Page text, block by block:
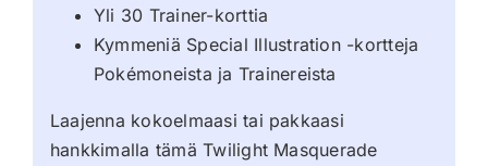
Yli 30 Trainer-korttia
Kymmeniä Special Illustration -kortteja
Pokémoneista ja Trainereista
Laajenna kokoelmaasi tai pakkaasi
hankkimalla tämä Twilight Masquerade